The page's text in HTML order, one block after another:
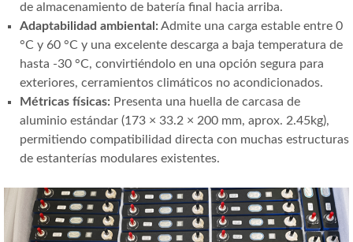
de almacenamiento de batería final hacia arriba.
Adaptabilidad ambiental: Admite una carga estable entre 0
°C y 60 °C y una excelente descarga a baja temperatura de
hasta -30 °C, convirtiéndolo en una opción segura para
exteriores, cerramientos climáticos no acondicionados.
Métricas físicas: Presenta una huella de carcasa de
aluminio estándar (173 × 33.2 × 200 mm, aprox. 2.45kg),
permitiendo compatibilidad directa con muchas estructuras
de estanterías modulares existentes.